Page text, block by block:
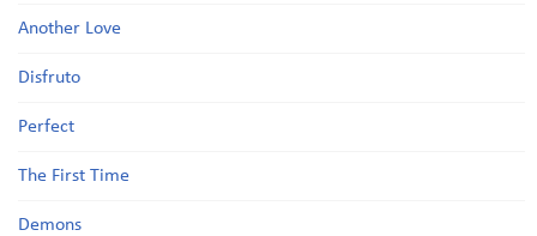
Another Love
Disfruto
Perfect
The First Time
Demons